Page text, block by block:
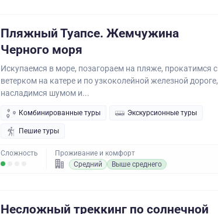
Пляжный Туапсе. Жемчужина
Черного моря
Искупаемся в море, позагораем на пляже, прокатимся с
ветерком на катере и по узкоколейной железной дороге,
насладимся шумом и...
Комбинированные туры Экскурсионные туры
Пешие туры
Сложность
Проживание и комфорт
Средний
Выше среднего
Несложный треккинг по солнечной